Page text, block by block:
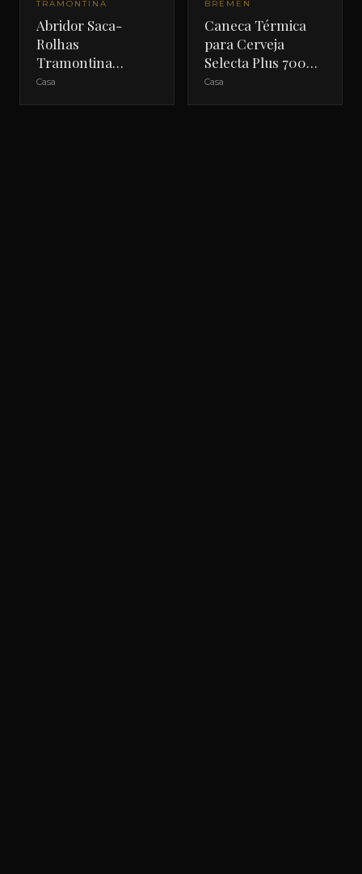
TRAMONTINA
Abridor Saca-
Rolhas
Tramontina
Harmonize Preto
Casa
BREMEN
Caneca Térmica
para Cerveja
Selecta Plus 700ml
Preta
Casa